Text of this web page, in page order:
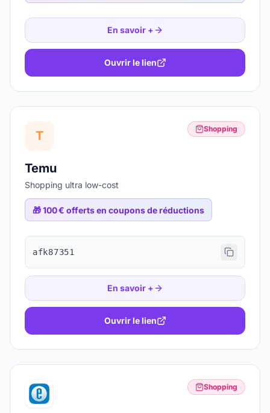
En savoir +
Ouvrir le lien
T Shopping
Temu
Shopping ultra low-cost
🎁100 € offerts en coupons de réductions
afk87351
En savoir +
Ouvrir le lien
Shopping